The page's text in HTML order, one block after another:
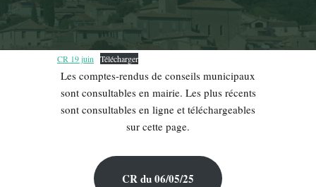
CR 19 juin Télécharger
Les comptes-rendus de conseils municipaux
sont consultables en mairie. Les plus récents
sont consultables en ligne et téléchargeables
sur cette page.
CR du 06/05/25